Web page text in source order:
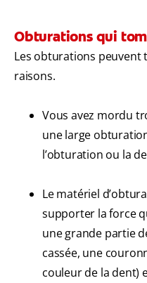
Obturations qui
Les obturations
raisons.
Vous avez mordu
une large
l’obturation ou la
Le matériel
supporter la force
une grande partie
cassée, une
couleur de la dent)